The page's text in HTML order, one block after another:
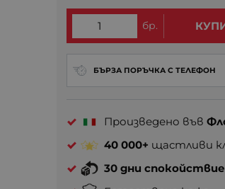
бр.
БЪРЗА ПОРЪЧКА С ТЕЛЕФОН
Произведено във
40 000+ щастливи
30 дни спокойствие